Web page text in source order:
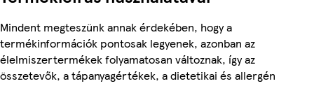
Mindent megteszünk annak érdekében, hogy a
termékinformációk pontosak legyenek, azonban az
élelmiszertermékek folyamatosan változnak, így az
összetevők, a tápanyagértékek, a dietetikai és allergén